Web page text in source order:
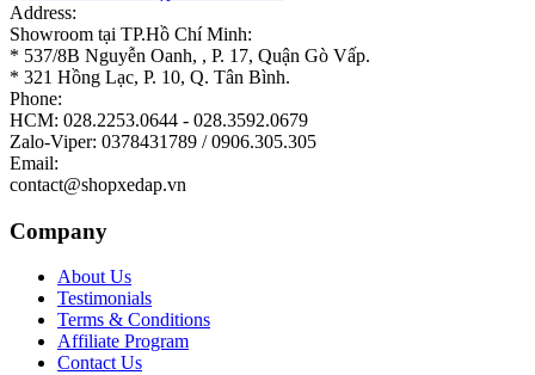
Address:
Showroom tại TP.Hồ Chí Minh:
* 537/8B Nguyễn Oanh, , P. 17, Quận Gò Vấp.
* 321 Hồng Lạc, P. 10, Q. Tân Bình.
Phone:
HCM: 028.2253.0644 - 028.3592.0679
Zalo-Viper: 0378431789 / 0906.305.305
Email:
contact@shopxedap.vn
Company
About Us
Testimonials
Terms & Conditions
Affiliate Program
Contact Us